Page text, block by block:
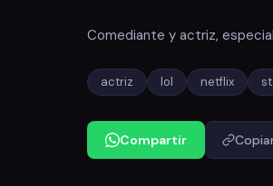
Comediante y actriz,
actriz lol netflix
Compartir